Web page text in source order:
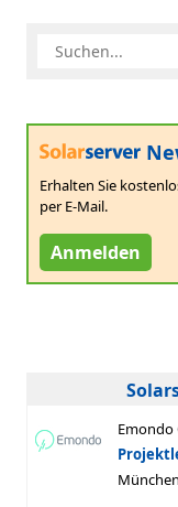
Erhalten Sie
per E-Mail.
Anmelden